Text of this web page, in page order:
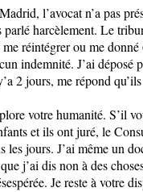
l’avocat n’a pas
parlé harcèlement. Le
réintégrer ou me
indemnité. J’ai
2 jours, me répond
votre humanité. S’il
et ils ont juré, le
les jours. J’ai même un
j’ai dis non à des
Je reste à votre